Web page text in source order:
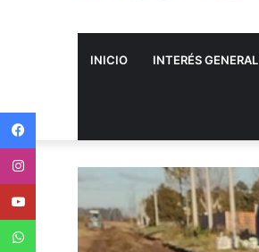
INICIO INTERÉS GENERAL
WhatsApp